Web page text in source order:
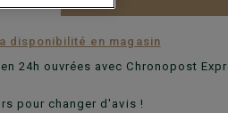
disponibilité en magasin
24h ouvrées avec Chronopost
pour changer d'avis !